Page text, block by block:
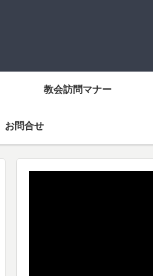
教会訪問マナー
お問合せ